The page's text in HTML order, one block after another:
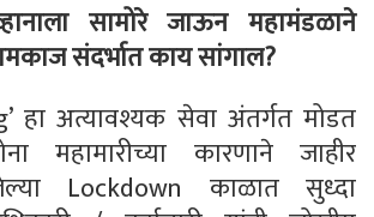
सामोरे जाऊन महामंडळाने
संदर्भात काय सांगाल?
हा अत्यावश्यक सेवा अंतर्गत मोडत
महामारीच्या कारणाने जाहीर
Lockdown काळात सुध्दा